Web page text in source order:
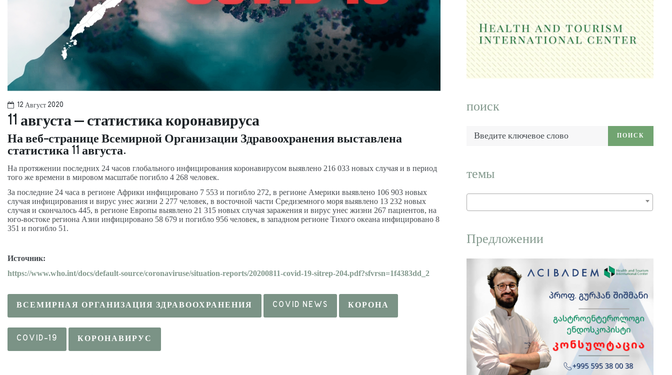
12 Август 2020
11 августа – статистика коронавируса
На веб-странице Всемирной Организации Здравоохранения выставлена
статистика 11 августа.
На протяжении последних 24 часов глобального инфицирования коронавирусом выявлено 216 033 новых случая и в период
того же времени в мировом масштабе погибло 4 268 человек.
За последние 24 часа в регионе Африки инфицировано 7 553 и погибло 272, в регионе Америки выявлено 106 903 новых
случая инфицирования и вирус унес жизни 2 277 человек, в восточной части Средиземного моря выявлено 13 232 новых
случая и скончалось 445, в регионе Европы выявлено 21 315 новых случая заражения и вирус унес жизни 267 пациентов, на
юго-востоке региона Азии инфицировано 58 679 и погибло 956 человек, в западном регионе Тихого океана инфицировано 8
351 и погибло 51.
Источник:
https://www.who.int/docs/default-source/coronaviruse/situation-reports/20200811-covid-19-sitrep-204.pdf?sfvrsn=1f4383dd_2
ВСЕМИРНАЯ ОРГАНИЗАЦИЯ ЗДРАВООХРАНЕНИЯ COVID NEWS КОРОНА
COVID-19 КОРОНАВИРУС
поиск
Введите
ключевое
ПОИСК
темы
Предложении